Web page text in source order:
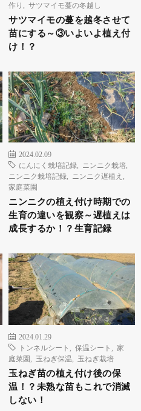
作り
サツマイモ蔓の冬越し
サツマイモの蔓を越冬させて
苗にする～③いよいよ植え付
け！？
2024.02.09
にんにく栽培記録
ニンニク栽培
ニンニク栽培記録
ニンニク遅植え
家庭菜園
ニンニクの植え付け時期での
生育の違いを観察～遅植えは
成長するか！？生育記録
2024.01.29
トンネルシート
保温シート
家
庭菜園
玉ねぎ保温 玉ねぎ栽培
玉ねぎ苗の植え付け後の保
温！？未熟な苗もこれで消滅
しない！